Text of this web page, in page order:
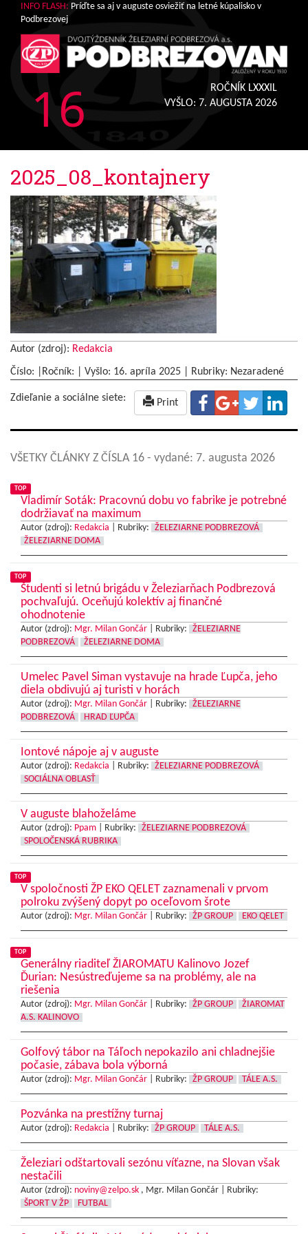
INFO FLASH: Príďte sa aj v auguste osviežiť na letné kúpalisko v
Podbrezovej
16
ROČNÍK LXXXIL
VYŠLO: 7. AUGUSTA 2026
2025_08_kontajnery
Autor (zdroj): Redakcia
Číslo: |Ročník: | Vyšlo: 16. apríla 2025 Rubriky: Nezaradené
Zdieľanie a sociálne siete: Print
VŠETKY ČLÁNKY Z ČÍSLA 16 - vydané: 7. augusta 2026
TOP
Vladimír Soták: Pracovnú dobu vo fabrike je potrebné
dodržiavať na maximum
Autor (zdroj): Redakcia Rubriky:
ŽELEZIARNE PODBREZOVÁ
ŽELEZIARNE DOMA
TOP
Študenti si letnú brigádu v Železiarňach Podbrezová
pochvaľujú. Oceňujú kolektív aj finančné
ohodnotenie
Autor (zdroj): Mgr. Milan Gončár Rubriky:
ŽELEZIARNE
PODBREZOVÁ
ŽELEZIARNE DOMA
Umelec Pavel Siman vystavuje na hrade Ľupča, jeho
diela obdivujú aj turisti v horách
Autor (zdroj): Mgr. Milan Gončár Rubriky:
ŽELEZIARNE
PODBREZOVÁ
HRAD ĽUPČA
Iontové nápoje aj v auguste
Autor (zdroj): Redakcia Rubriky:
ŽELEZIARNE PODBREZOVÁ
SOCIÁLNA OBLASŤ
V auguste blahoželáme
Autor (zdroj): Ppam Rubriky:
ŽELEZIARNE PODBREZOVÁ
SPOLOČENSKÁ RUBRIKA
TOP
V spoločnosti ŽP EKO QELET zaznamenali v prvom
polroku zvýšený dopyt po oceľovom šrote
Autor (zdroj): Mgr. Milan Gončár Rubriky: ŽP GROUP EKO QELET
TOP
Generálny riaditeľ ŽIAROMATU Kalinovo Jozef
Ďurian: Nesústreďujeme sa na problémy, ale na
riešenia
Autor (zdroj): Mgr. Milan Gončár Rubriky: ŽP GROUP
ŽIAROMAT
A.S. KALINOVO
Golfový tábor na Táľoch nepokazilo ani chladnejšie
počasie, zábava bola výborná
Autor (zdroj): Mgr. Milan Gončár Rubriky: ŽP GROUP TÁLE A.S.
Pozvánka na prestížny turnaj
Autor (zdroj): Redakcia Rubriky: ŽP GROUP TÁLE A.S.
Železiari odštartovali sezónu víťazne, na Slovan však
nestačili
Autor (zdroj): noviny@zelpo.sk , Mgr. Milan Gončár |
Rubriky:
ŠPORT V ŽP
FUTBAL